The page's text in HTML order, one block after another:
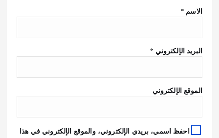
الاسم *
البريد الإلكتروني *
الموقع الإلكتروني
احفظ اسمي، بريدي الإلكتروني، والموقع الإلكتروني في هذا